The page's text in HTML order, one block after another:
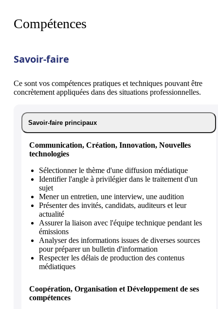
Compétences
Savoir-faire
Ce sont vos compétences pratiques et techniques pouvant être
concrètement appliquées dans des situations professionnelles.
Savoir-faire principaux
Communication, Création, Innovation, Nouvelles
technologies
Sélectionner le thème d'une diffusion médiatique
Identifier l'angle à privilégier dans le traitement d'un
sujet
Mener un entretien, une interview, une audition
Présenter des invités, candidats, auditeurs et leur
actualité
Assurer la liaison avec l'équipe technique pendant les
émissions
Analyser des informations issues de diverses sources
pour préparer un bulletin d'information
Respecter les délais de production des contenus
médiatiques
Coopération, Organisation et Développement de ses
compétences